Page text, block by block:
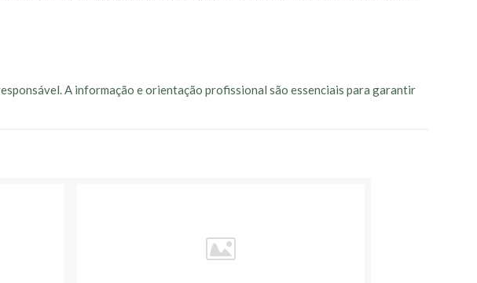
A informação e orientação profissional são essenciais para garantir